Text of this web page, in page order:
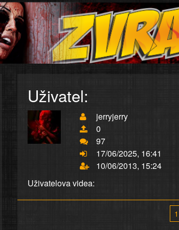
Uživatel:
jerryjerry
0
97
17/06/2025, 16:41
10/06/2013, 15:24
Uživatelova videa:
1